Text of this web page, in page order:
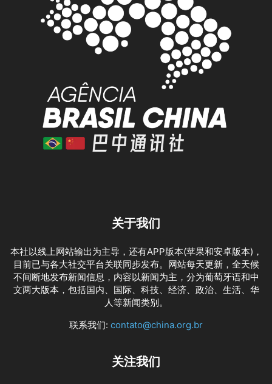
关于我们
本社以线上网站输出为主导，还有APP版本(苹果和安卓版本)，
目前已与各大社交平台关联同步发布。网站每天更新，全天候
不间断地发布新闻信息，内容以新闻为主，分为葡萄牙语和中
文两大版本，包括国内、国际、科技、经济、政治、生活、华
人等新闻类别。
联系我们: contato@china.org.br
关注我们